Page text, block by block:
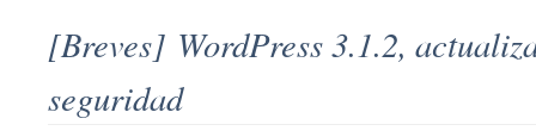
[Breves] WordPress 3.1.2,
seguridad